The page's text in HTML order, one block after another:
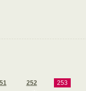
252 253